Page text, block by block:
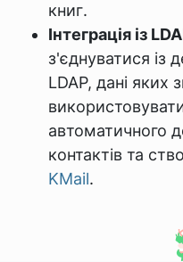
книг.
Інтеграція із
з'єднуватися із
LDAP, дані яких
автоматичного
контактів та
KMail.